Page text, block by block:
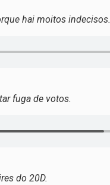
hai moitos indecisos.
fuga de votos.
do 20D.